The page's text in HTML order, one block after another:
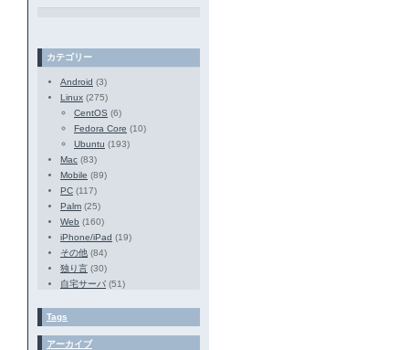
カテゴリー
Android (3)
Linux (275)
CentOS (6)
Fedora Core (10)
Ubuntu (193)
Mac (83)
Mobile (89)
PC (117)
Palm (25)
Web (160)
iPhone/iPad (19)
その他 (84)
独り言 (30)
自宅サーバ (51)
Tags
アーカイブ